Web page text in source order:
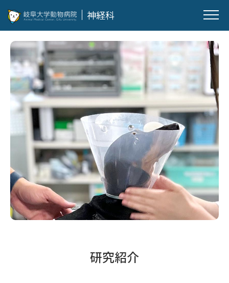
神経科
スタッフ紹介
診断・治療
臨床試験
研究紹介
業績
見学・研修
研究紹介